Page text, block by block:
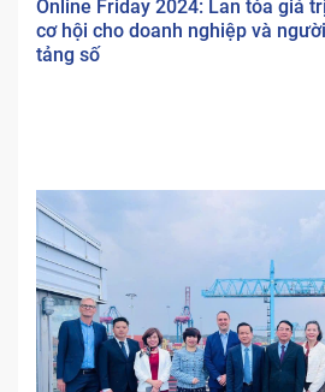
Online Friday 2024: Lan tỏa giá
cơ hội cho doanh nghiệp và
tảng số